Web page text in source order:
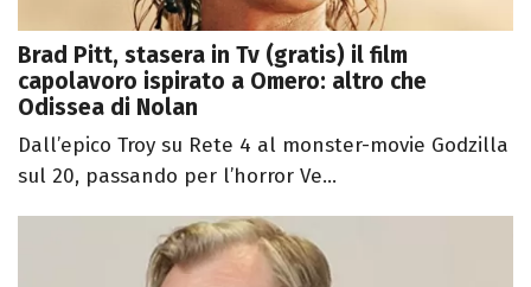
Brad Pitt, stasera in Tv (gratis) il film
capolavoro ispirato a Omero: altro che
Odissea di Nolan
Dall’epico Troy su Rete 4 al monster-movie Godzilla
sul 20, passando per l’horror Ve...